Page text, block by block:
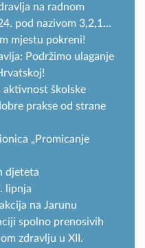
na radnom
pod nazivom 3,2,1…
mjestu pokreni!
Podržimo ulaganje
aktivnost školske
prakse od strane
„Promicanje
djeteta
lipnja
na Jarunu
spolno prenosivih
zdravlju u XII.